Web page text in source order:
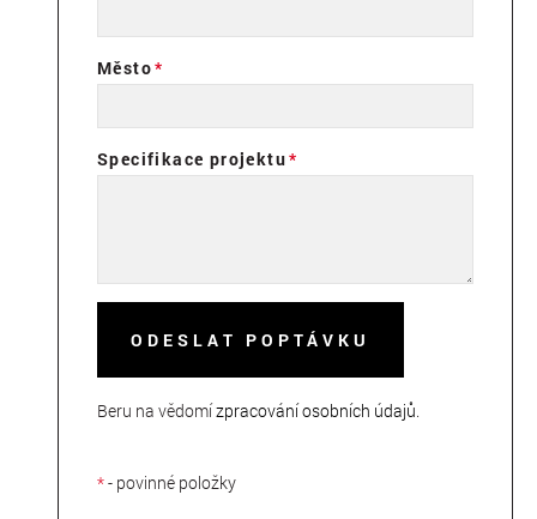
Město
Specifikace projektu
ODESLAT POPTÁVKU
Beru na vědomízpracování osobních údajů.
*- povinné položky